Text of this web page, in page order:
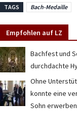
TAGS Bach-Medaille
Empfohlen auf LZ
Bachfest und
durchdachte
Ohne
konnte eine
Sohn erwerben